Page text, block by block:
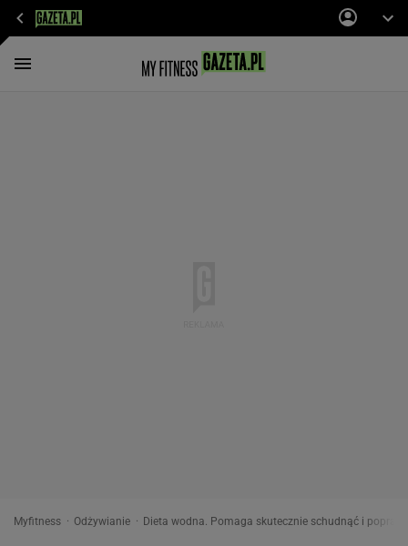
Myfitness Odżywianie Dieta wodna. Pomaga skutecznie schudnąć i